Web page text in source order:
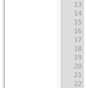
13
14
15
16
17
18
19
20
21
22